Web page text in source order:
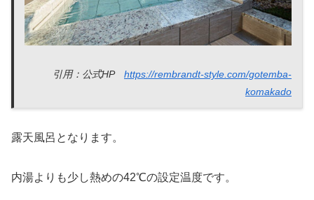
引用：公式HP https://rembrandt-style.com/gotemba-
komakado
露天風呂となります。
内湯よりも少し熱めの42℃の設定温度です。